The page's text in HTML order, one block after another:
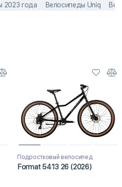
2023 года Велосипеды Uniq
Подростковый велосипед
Format 5413 26 (2026)